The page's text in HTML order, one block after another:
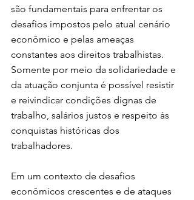
são fundamentais para enfrentar os
desafios impostos pelo atual cenário
econômico e pelas ameaças
constantes aos direitos trabalhistas.
Somente por meio da solidariedade e
da atuação conjunta é possível resistir
e reivindicar condições dignas de
trabalho, salários justos e respeito às
conquistas históricas dos
trabalhadores.
Em um contexto de desafios
econômicos crescentes e de ataques